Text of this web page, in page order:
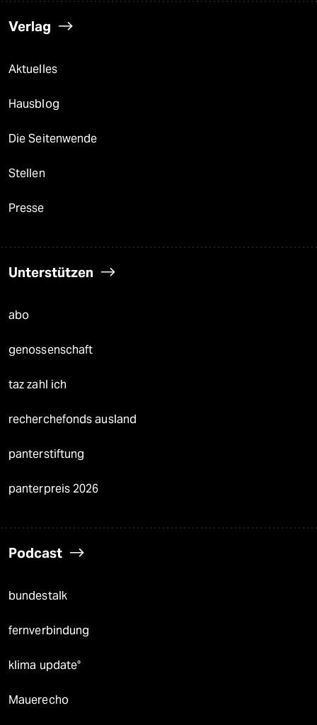
Verlag
Aktuelles
Hausblog
Die Seitenwende
Stellen
Presse
Unterstützen
abo
genossenschaft
taz zahl ich
recherchefonds ausland
panterstiftung
panterpreis 2026
Podcast
bundestalk
fernverbindung
klima update°
Mauerecho